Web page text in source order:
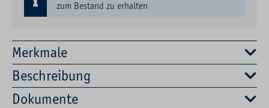
Merkmale
Beschreibung
Dokumente
zum Bestand zu erhalten